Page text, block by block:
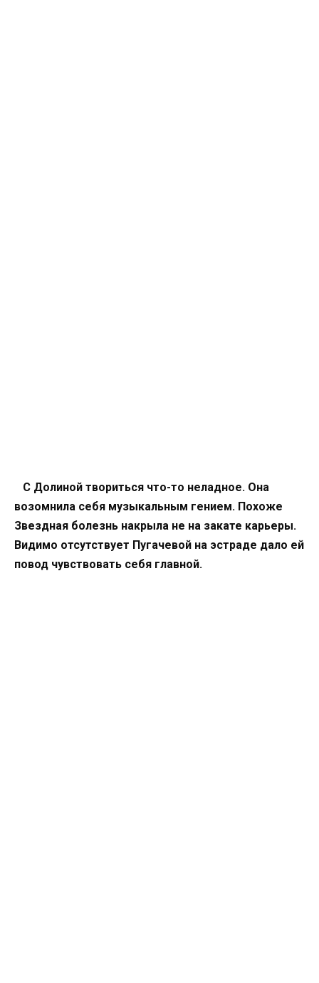
С Долиной твориться что-то неладное. Она
возомнила себя музыкальным гением. Похоже
Звездная болезнь накрыла не на закате карьеры.
Видимо отсутствует Пугачевой на эстраде дало ей
повод чувствовать себя главной.